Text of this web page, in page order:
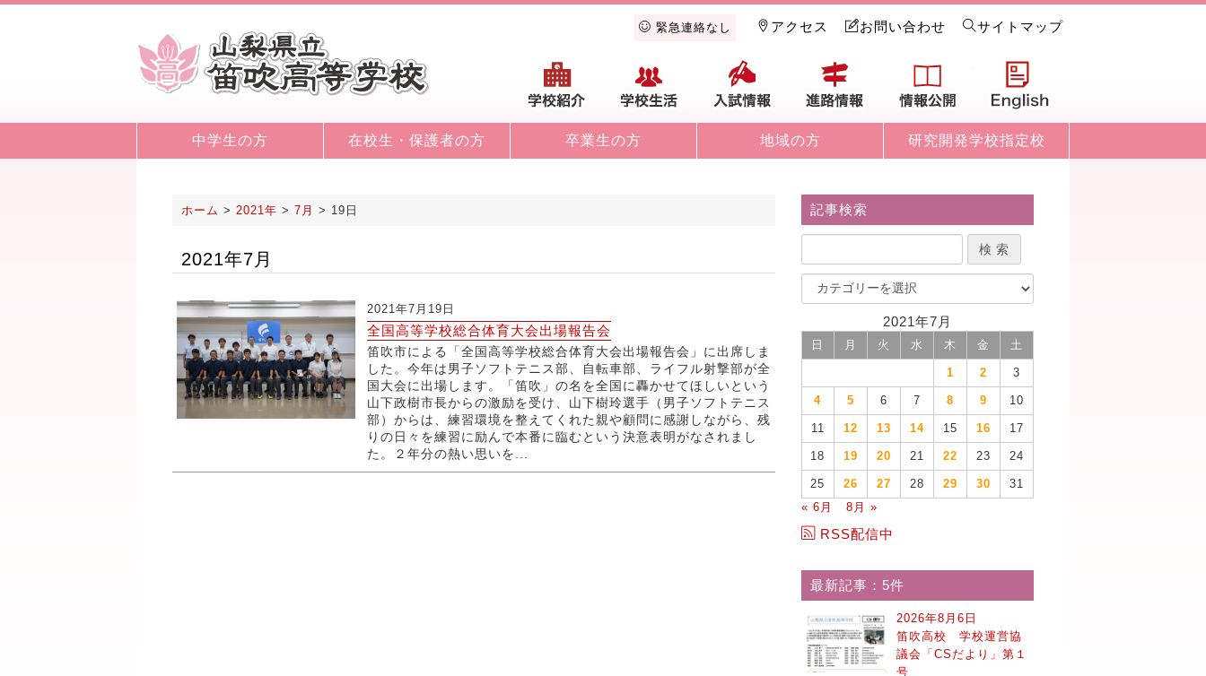
緊急連絡なし アクセス お問い合わせ サイトマップ
学校紹介 学校生活 入試情報 進路情報 情報公開
中学生の方 在校生・保護者の方 卒業生の方 地域の方 研究開発学校指定校
ホーム > 2021年 > 7月 > 19日
2021年7月
2021年7月19日
全国高等学校総合体育大会出場報告会
笛吹市による「全国高等学校総合体育大会出場報告会」に出席しま
した。今年は男子ソフトテニス部、自転車部、ライフル射撃部が全
国大会に出場します。「笛吹」の名を全国に轟かせてほしいという
山下政樹市長からの激励を受け、山下樹玲選手（男子ソフトテニス
部）からは、練習環境を整えてくれた親や顧問に感謝しながら、残
りの日々を練習に励んで本番に臨むという決意表明がなされまし
た。２年分の熱い思いを...
記事検索
2021年7月
日 月 火 水 木 金 土
1 2 3
4 5 6 7 8 9 10
11 12 13 14 15 16 17
18 19 20 21 22 23 24
25 26 27 28 29 30
31
« 6月
8月 »
RSS配信中
最新記事：5件
2026年8月6日
笛吹高校 学校運営協
議会「CSだより」第１
号